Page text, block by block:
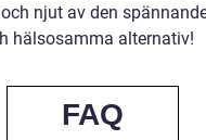
njut av den
hälsosamma alternativ!
FAQ